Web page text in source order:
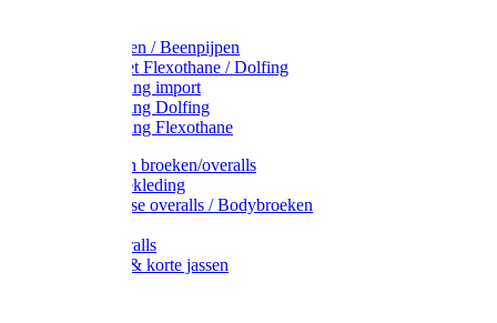
Plukmouwen / Beenpijpen
Reparatieset Flexothane / Dolfing
Regenkleding import
Regenkleding Dolfing
Regenkleding Flexothane
Toebehoren broeken/overalls
Signalisatiekleding
Amerikaanse overalls / Bodybroeken
Kinderoveralls
Stofjassen & korte jassen